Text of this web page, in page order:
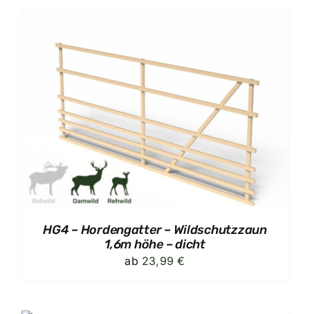
HG4 – Hordengatter – Wildschutzzaun
1,6m höhe – dicht
ab 23,99€